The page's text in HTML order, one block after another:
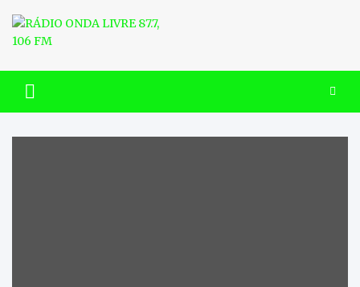
content
RÁDIO ONDA LIVRE 87.7, 106
FM